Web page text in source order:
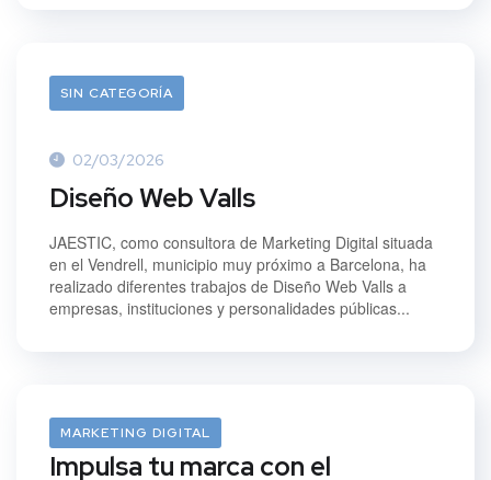
SIN CATEGORÍA
02/03/2026
Diseño Web Valls
JAESTIC, como consultora de Marketing Digital situada
en el Vendrell, municipio muy próximo a Barcelona, ha
realizado diferentes trabajos de Diseño Web Valls a
empresas, instituciones y personalidades públicas...
MARKETING DIGITAL
15/01/2024
Impulsa tu marca con el